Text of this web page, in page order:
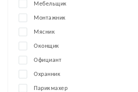
Мебельщик
Монтажник
Мясник
Оконщик
Официант
Охранник
Парикмахер